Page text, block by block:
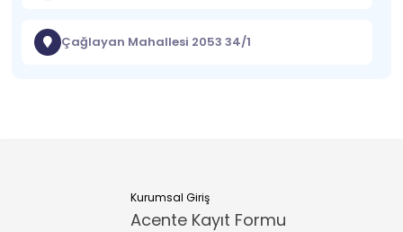
Çağlayan Mahallesi 2053 34/1
Kurumsal Giriş
Acente Kayıt Formu